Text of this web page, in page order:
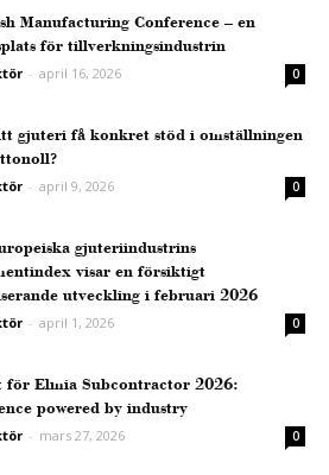
Manufacturing Conference – en
för tillverkningsindustrin
- april 16, 2026 0
gjuteri få konkret stöd i omställningen
- april 9, 2026 0
gjuteriindustrins
visar en försiktigt
utveckling i februari 2026
- april 1, 2026 0
för Elmia Subcontractor 2026:
powered by industry
- mars 27, 2026 0